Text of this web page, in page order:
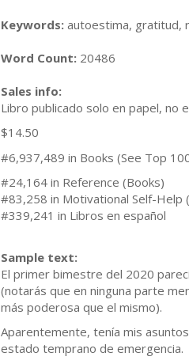
Keywords: autoestima, gratitud,
Word Count: 20486
Sales info:
Libro publicado solo en papel, no
$14.50
#6,937,489 in Books (See Top
#24,164 in Reference (Books)
#83,258 in Motivational Self-Help
#339,241 in Libros en español
Sample text:
El primer bimestre del 2020
(notarás que en ninguna parte
más poderosa que el mismo).
Aparentemente, tenía mis
estado temprano de emergencia.